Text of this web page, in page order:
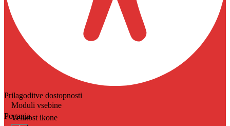
Prilagoditve dostopnosti
PoganjaOneTap
Moduli vsebine
Velikost ikone